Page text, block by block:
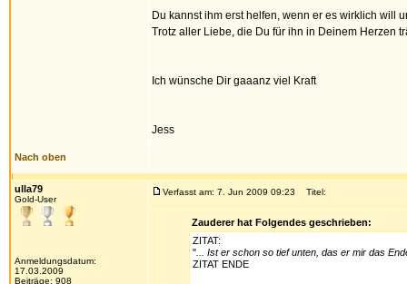
Du kannst ihm erst helfen, wenn er es wirklich will
Trotz aller Liebe, die Du für ihn in Deinem Herzen
Ich wünsche Dir gaaanz viel Kraft
Jess
Nach oben
ulla79
Gold-User
Anmeldungsdatum:
17.03.2009
Beiträge: 908
Verfasst am: 7. Jun 2009 09:23 Titel:
Zauderer hat Folgendes geschrieben:
ZITAT:
" ... Ist er schon so tief unten, das er mir das
ZITAT ENDE